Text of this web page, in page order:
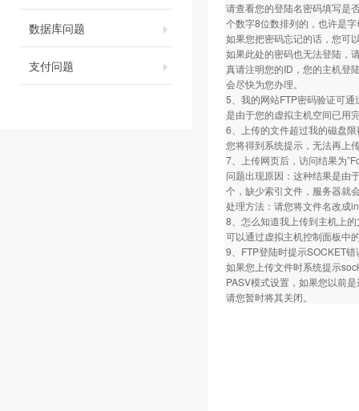
数据库问题
支付问题
请查看您的登陆名密码填写是
个数字8位数排列的，也许是
如果您把密码忘记的话，您可
如果此处的密码也无法登陆，
真请注明您的ID，您的主机登
会尽快为您办理。
5、我的网站FTP密码验证可
是由于您的虚拟主机空间已用
6、上传的文件超过我的磁盘
您将得到系统提示，无法再上
7、上传网页后，访问结果为
问题出现原因：这种结果是由
个，缺少索引文件，服务器就
处理方法：请您将文件名改成
8、怎么知道我上传到主机上
可以通过虚拟主机控制面板中
9、FTP登陆时提示SOCKET错
如果您上传文件时系统提示
PASV模式设置，如果您以前
请您暂时将其关闭。